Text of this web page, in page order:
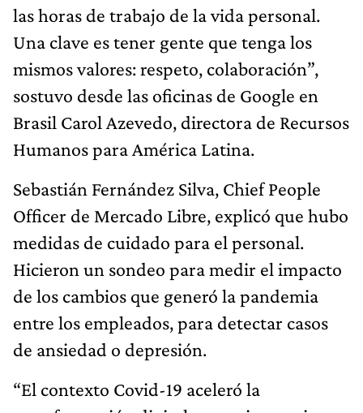
las horas de trabajo de la vida personal.
Una clave es tener gente que tenga los
mismos valores: respeto, colaboración”,
sostuvo desde las oficinas de Google en
Brasil Carol Azevedo, directora de Recursos
Humanos para América Latina.
Sebastián Fernández Silva, Chief People
Officer de Mercado Libre, explicó que hubo
medidas de cuidado para el personal.
Hicieron un sondeo para medir el impacto
de los cambios que generó la pandemia
entre los empleados, para detectar casos
de ansiedad o depresión.
“El contexto Covid-19 aceleró la